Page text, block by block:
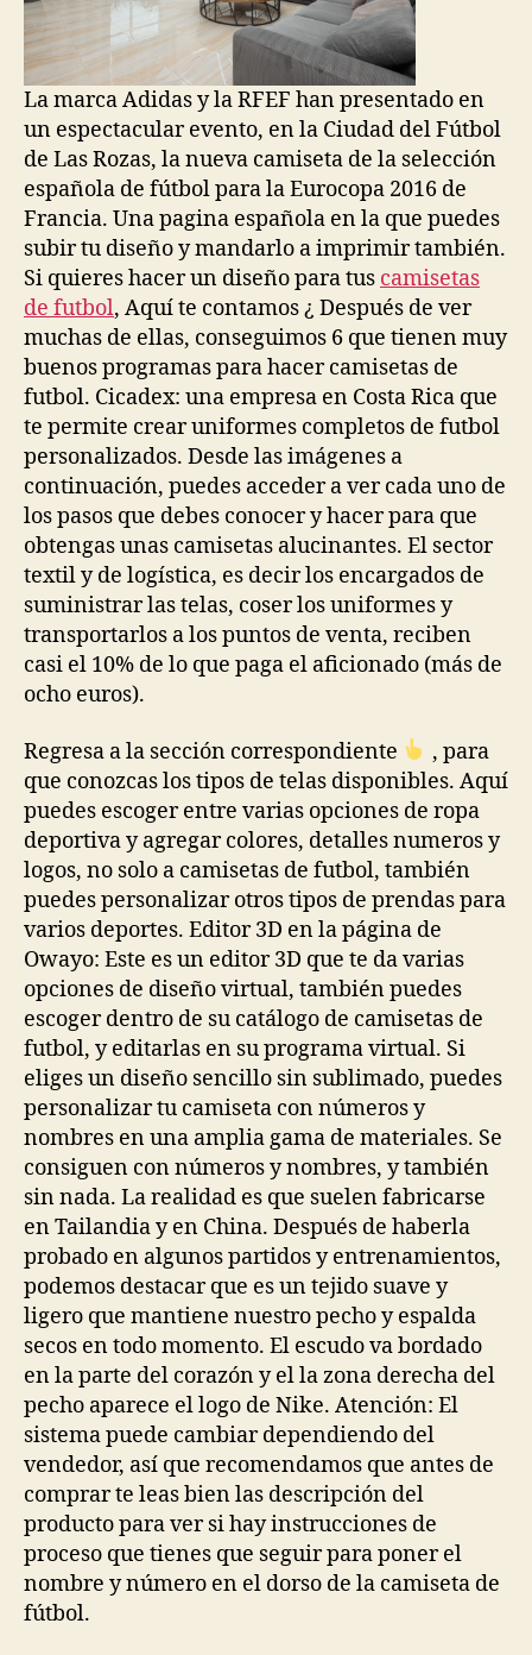
La marca Adidas y la RFEF han presentado en
un espectacular evento, en la Ciudad del Fútbol
de Las Rozas, la nueva camiseta de la selección
española de fútbol para la Eurocopa 2016 de
Francia. Una pagina española en la que puedes
subir tu diseño y mandarlo a imprimir también.
Si quieres hacer un diseño para tus camisetas
de futbol, Aquí te contamos ¿ Después de ver
muchas de ellas, conseguimos 6 que tienen muy
buenos programas para hacer camisetas de
futbol. Cicadex: una empresa en Costa Rica que
te permite crear uniformes completos de futbol
personalizados. Desde las imágenes a
continuación, puedes acceder a ver cada uno de
los pasos que debes conocer y hacer para que
obtengas unas camisetas alucinantes. El sector
textil y de logística, es decir los encargados de
suministrar las telas, coser los uniformes y
transportarlos a los puntos de venta, reciben
casi el 10% de lo que paga el aficionado (más de
ocho euros).
Regresa a la sección correspondiente
, para
que conozcas los tipos de telas disponibles. Aquí
puedes escoger entre varias opciones de ropa
deportiva y agregar colores, detalles numeros y
logos, no solo a camisetas de futbol, también
puedes personalizar otros tipos de prendas para
varios deportes. Editor 3D en la página de
Owayo: Este es un editor 3D que te da varias
opciones de diseño virtual, también puedes
escoger dentro de su catálogo de camisetas de
futbol, y editarlas en su programa virtual. Si
eliges un diseño sencillo sin sublimado, puedes
personalizar tu camiseta con números y
nombres en una amplia gama de materiales. Se
consiguen con números y nombres, y también
sin nada. La realidad es que suelen fabricarse
en Tailandia y en China. Después de haberla
probado en algunos partidos y entrenamientos,
podemos destacar que es un tejido suave y
ligero que mantiene nuestro pecho y espalda
secos en todo momento. El escudo va bordado
en la parte del corazón y el la zona derecha del
pecho aparece el logo de Nike. Atención: El
sistema puede cambiar dependiendo del
vendedor, así que recomendamos que antes de
comprar te leas bien las descripción del
producto para ver si hay instrucciones de
proceso que tienes que seguir para poner el
nombre y número en el dorso de la camiseta de
fútbol.